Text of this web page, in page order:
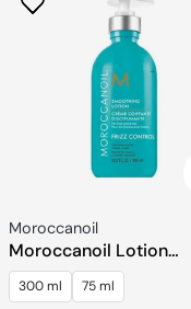
Fournisseur:
Moroccanoil
Moroccanoil Lotion
Lissante
300 ml 75 ml